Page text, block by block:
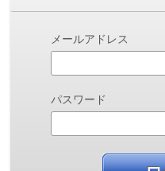
メールアドレス
パスワード